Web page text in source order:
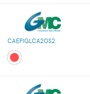
CAEPIGLCA2OS2